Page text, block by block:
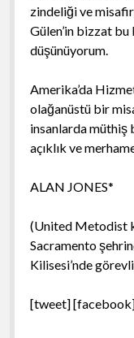
zindeliği ve
Gülen’in bizzat bu
düşünüyorum.
Amerika’da
olağanüstü bir
insanlarda müthiş
açıklık ve
ALAN JONES*
(United Metodist
Sacramento
Kilisesi’nde
[tweet]